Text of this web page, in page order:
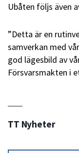
Ubåten följs även
”Detta är en
samverkan med
god lägesbild av
Försvarsmakten i
TT Nyheter